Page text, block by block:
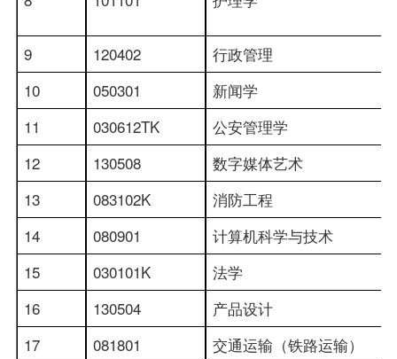
9 120402
行政管理
10
050301
新闻学
11
030612TK
公安管理学
12
130508
数字媒体艺术
13
083102K
消防工程
14
080901
计算机科学与技术
15
030101K
法学
16
130504
产品设计
17
081801
交通运输（铁路运输）